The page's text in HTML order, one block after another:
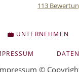
113
UNTERNEHMEN
©